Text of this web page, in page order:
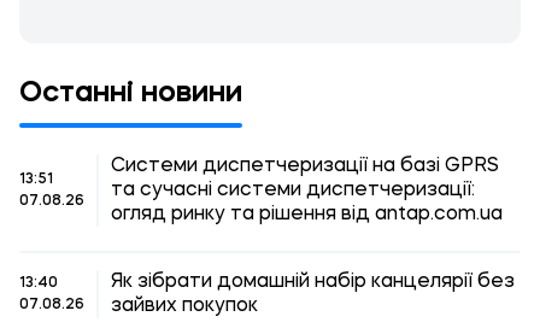
Останні новини
13:51
07.08.26
Системи диспетчеризації на базі GPRS
та сучасні системи диспетчеризації:
огляд ринку та рішення від antap.com.ua
13:40
07.08.26
Як зібрати домашній набір канцелярії без
зайвих покупок